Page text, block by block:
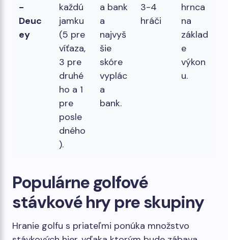
-
Deuc
ey
každú
jamku
(5 pre
víťaza,
3 pre
druhé
ho a 1
pre
posle
dného
).
a bank
a
najvyš
šie
skóre
vyplác
a
bank.
3-4
hráči
hrnca
na
základ
e
výkon
u.
Populárne golfové
stávkové hry pre skupiny
Hranie golfu s priateľmi ponúka množstvo